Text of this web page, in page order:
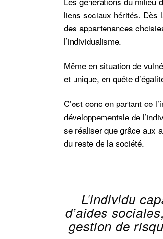
liens sociaux hérités. Dès
des appartenances
l’individualisme.
Même en situation de
et unique, en quête
C’est donc en partant de
développementale de
se réaliser que grâce aux
du reste de la société.
L’individu
d’aides
gestion de